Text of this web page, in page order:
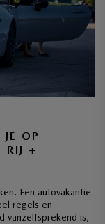
OP
RIJ +
Een autovakantie
regels en
vanzelfsprekend is,